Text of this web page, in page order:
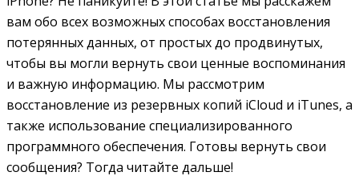
вам обо всех возможных способах восстановления
потерянных данных, от простых до продвинутых,
чтобы вы могли вернуть свои ценные воспоминания
и важную информацию. Мы рассмотрим
восстановление из резервных копий iCloud и iTunes, а
также использование специализированного
программного обеспечения. Готовы вернуть свои
сообщения? Тогда читайте дальше!